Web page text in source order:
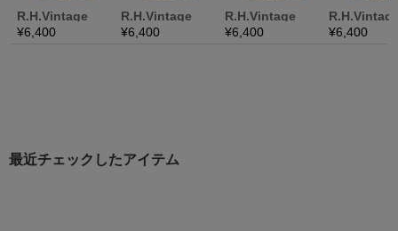
最近チェックしたアイテム